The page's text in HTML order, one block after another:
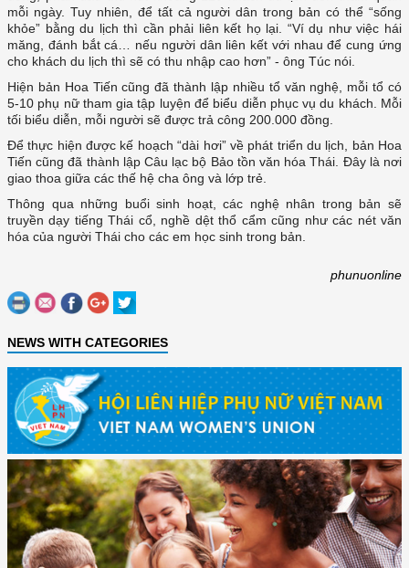
mỗi ngày. Tuy nhiên, để tất cả người dân trong bản có thể “sống
khỏe” bằng du lịch thì cần phải liên kết họ lại. “Ví dụ như việc hái
măng, đánh bắt cá… nếu người dân liên kết với nhau để cung ứng
cho khách du lịch thì sẽ có thu nhập cao hơn” - ông Túc nói.
Hiện bản Hoa Tiến cũng đã thành lập nhiều tổ văn nghệ, mỗi tổ có
5-10 phụ nữ tham gia tập luyện để biểu diễn phục vụ du khách. Mỗi
tối biểu diễn, mỗi người sẽ được trả công 200.000 đồng.
Để thực hiện được kế hoạch “dài hơi” về phát triển du lịch, bản Hoa
Tiến cũng đã thành lập Câu lạc bộ Bảo tồn văn hóa Thái. Đây là nơi
giao thoa giữa các thế hệ cha ông và lớp trẻ.
Thông qua những buổi sinh hoạt, các nghệ nhân trong bản sẽ
truyền dạy tiếng Thái cổ, nghề dệt thổ cẩm cũng như các nét văn
hóa của người Thái cho các em học sinh trong bản.
phunuonline
NEWS WITH CATEGORIES